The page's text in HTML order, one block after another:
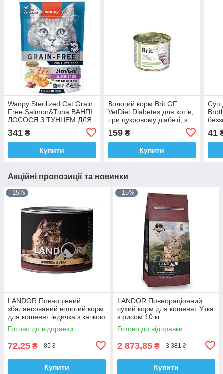
Wanpy Sterilized Cat Grain
Free Salmon&Tuna ВАНПІ
ЛОСОСЯ З ТУНЦЕМ ДЛЯ
сухий беззерновий корм
для котів
341 ₴
Купити
Вологий корм Brit GF
VetDiet Diabetes для котів,
при цукровому діабеті, з
159₴
Купити
Суп
41
Акційні пропозиції та новинки
–15%
LANDOR Повноцінний
збалансований вологий корм
для кошенят індичка з качкою
0,2 кг
Готово до відправки
72,25 ₴ 85 ₴
Купити
–15%
LANDOR Повнораціонний
сухий корм для кошенят Утка
з рисом 10 кг
Готово до відправки
2 873,85 ₴ 3 381 ₴
Купити